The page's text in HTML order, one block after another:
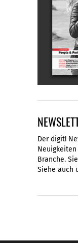
Der digit!
Branche.
Siehe auch